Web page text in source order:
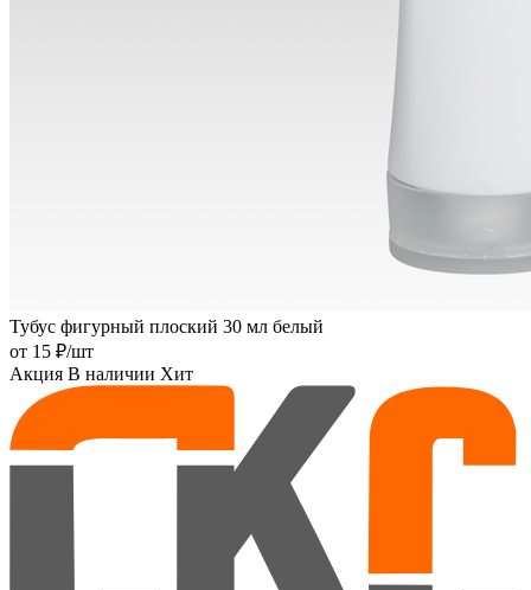
Тубус фигурный плоский 30 мл белый
от 15 ₽/шт
Акция В наличии Хит